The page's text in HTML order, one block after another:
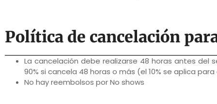
Política de cancelación
La cancelación debe realizarse 48 horas antes del
90% si cancela 48 horas o más (el 10% se aplica
No hay reembolsos por No shows